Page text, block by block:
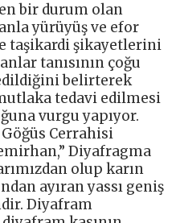
bir durum olan
yürüyüş ve efor
taşikardi şikayetlerini
tanısının çoğu
belirterek
tedavi edilmesi
vurgu yapıyor.
Cerrahisi
Diyafragma
olup karın
ayıran yassı geniş
Diyafram